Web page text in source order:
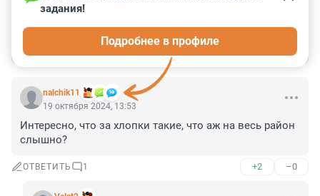
nalchik11
задания!
Подробнее в профиле
19 октября 2024, 13:53
Интересно, что за хлопки такие, что аж на весь район
слышно?
ОТВЕТИТЬ 1 +2 –0